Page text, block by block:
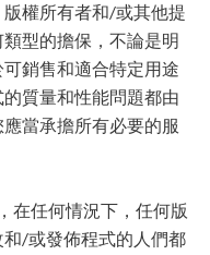
權所有者和/或其他提
型的擔保，不論是明
銷售和適合特定用途
質量和性能問題都由
當承擔所有必要的服
在任何情況下，任何版
/或發佈程式的人們都